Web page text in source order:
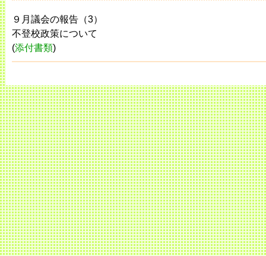
９月議会の報告（3）
不登校政策について
(添付書類)